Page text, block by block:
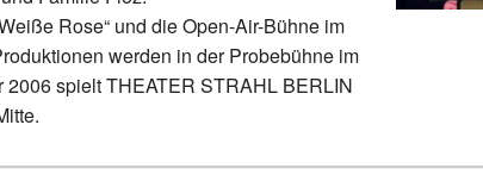
Rose“ und die Open-Air-Bühne im
werden in der Probebühne im
spielt THEATER STRAHL BERLIN